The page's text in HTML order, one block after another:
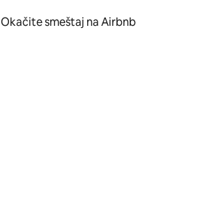
Okačite smeštaj na Airbnb